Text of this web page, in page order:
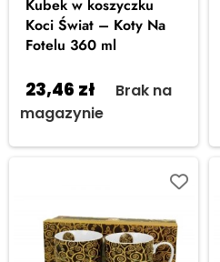
Kubek w koszyczku
Koci Świat – Koty Na
Fotelu 360 ml
23,46 zł
Brak na
magazynie